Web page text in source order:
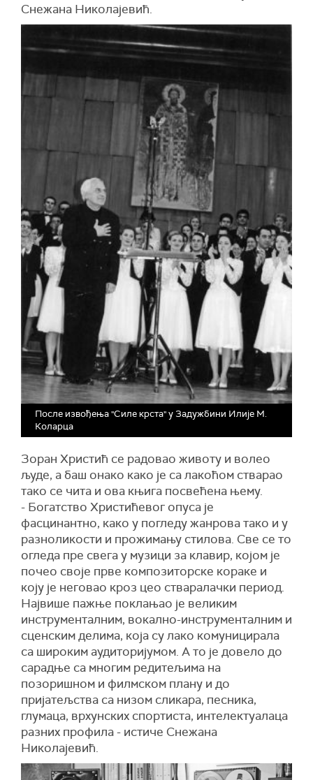
Снежана Николајевић.
После извођења "Силе крста" у Задужбини Илије М.
Коларца
Зоран Христић се радовао животу и волео
људе, а баш онако како је са лакоћом стварао
тако се чита и ова књига посвећена њему.
- Богатство Христићевог опуса је
фасцинантно, како у погледу жанрова тако и у
разноликости и прожимању стилова. Све се то
огледа пре свега у музици за клавир, којом је
почео своје прве композиторске кораке и
коју је неговао кроз цео стваралачки период.
Највише пажње поклањао је великим
инструменталним, вокално-инструменталним и
сценским делима, која су лако комуницирала
са широким аудиторијумом. А то је довело до
сарадње са многим редитељима на
позоришном и филмском плану и до
пријатељства са низом сликара, песника,
глумаца, врхунских спортиста, интелектуалаца
разних профила - истиче Снежана
Николајевић.